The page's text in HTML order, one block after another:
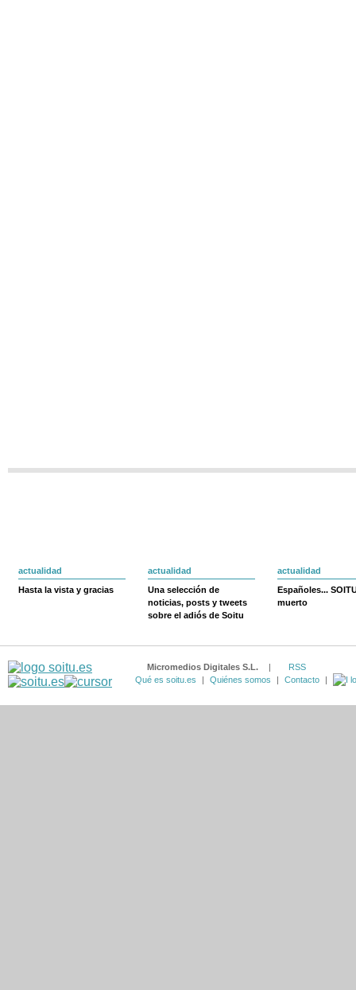
actualidad
Hasta la vista y gracias
actualidad
Una selección de
noticias, posts y tweets
sobre el adiós de Soitu
actualidad
Españoles...
muerto
Micromedios Digitales S.L. |
RSS
Qué es soitu.es
| Quiénes somos | Contacto |